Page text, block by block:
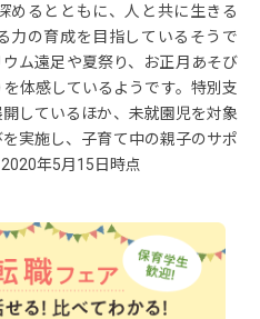
めるとともに、人と共に生きる
力の育成を目指しているそうで
ム遠足や夏祭り、お正月あそび
体感しているようです。特別支
しているほか、未就園児を対象
実施し、子育て中の親子のサポ
年5月15日時点